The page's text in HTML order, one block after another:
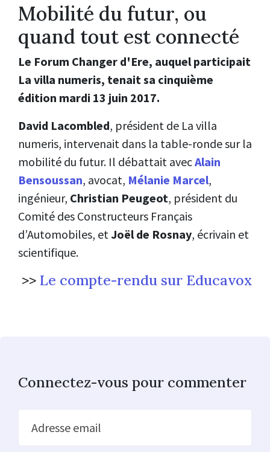
Mobilité du futur, ou
quand tout est connecté
Le Forum Changer d'Ere, auquel participait
La villa numeris, tenait sa cinquième
édition mardi 13 juin 2017.
David Lacombled, président de La villa
numeris, intervenait dans la table-ronde sur la
mobilité du futur. Il débattait avecAlain
Bensoussan, avocat, Mélanie Marcel,
ingénieur, Christian Peugeot, président du
Comité des Constructeurs Français
d’Automobiles, etJoël de Rosnay, écrivain et
scientifique.
>> Le compte-rendu sur Educavox
Connectez-vous pour commenter
Adresse email